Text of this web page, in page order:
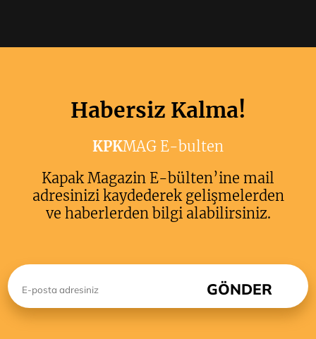
Habersiz Kalma!
KPKMAG E-bulten
Kapak Magazin E-bülten’ine mail
adresinizi kaydederek gelişmelerden
ve haberlerden bilgi alabilirsiniz.